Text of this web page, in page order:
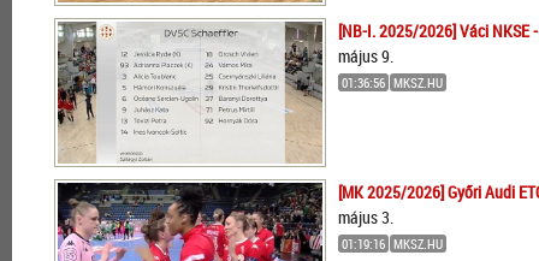
[NB-I. 2025/2026] Váci NKSE
május 9.
01:36:56 MKSZ.HU
[MK 2025/2026] Győri Audi
május 3.
01:19:16 MKSZ.HU